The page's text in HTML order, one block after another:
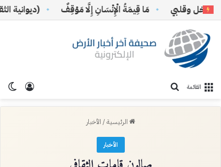
وقلبي مَا قِيمَةُ الْإِنْسَانِ إِلَّا مَوْقِفٌ (ديوانية
تسجيل القائمة
الرئيسية/ الأخبار
الأخبار